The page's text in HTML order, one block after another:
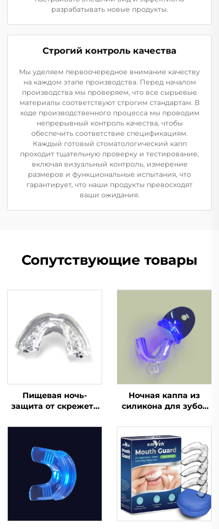
разрабатывать новые продукты.
Строгий контроль качества
Мы уделяем первоочередное внимание качеству
на каждом этапе производства. Перед началом
производства мы проверяем, что все сырьевые
материалы соответствуют строгим стандартам. В
ходе производственного процесса мы проводим
непрерывный контроль качества, чтобы
обеспечить соответствие спецификациям.
Каждый готовый стоматологический капп
проходит тщательную проверку и тестирование,
включая визуальный контроль, измерение
размеров и функциональные испытания, что
гарантирует, что наши продукты превосходят
ваши ожидания.
Сопутствующие товары
Пищевая ночь-
защита от скрежета
зубов, против храпа,
капа, кипятим и
вставляем,
отбеливающие
зубные капы
Ночная каппа из
силикона для зубов
защита от скрежета
зубами и
стискивания
челюстей, капа для
сна, отбеливания
зубов